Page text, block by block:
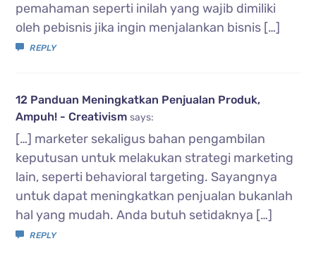
pemahaman seperti inilah yang wajib dimiliki
oleh pebisnis jika ingin menjalankan bisnis […]
REPLY
12 Panduan Meningkatkan Penjualan Produk,
Ampuh! - Creativism says:
[…] marketer sekaligus bahan pengambilan
keputusan untuk melakukan strategi marketing
lain, seperti behavioral targeting. Sayangnya
untuk dapat meningkatkan penjualan bukanlah
hal yang mudah. Anda butuh setidaknya […]
REPLY